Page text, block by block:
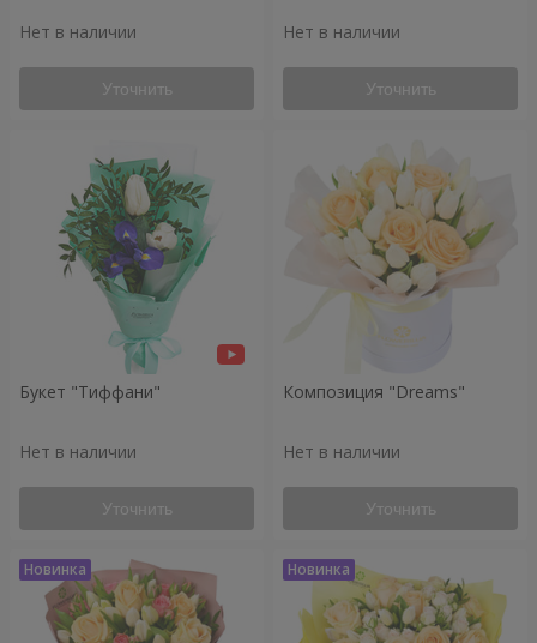
Нет в наличии
Уточнить
Нет в наличии
Уточнить
Букет "Тиффани"
Нет в наличии
Уточнить
Композиция "Dreams"
Нет в наличии
Уточнить